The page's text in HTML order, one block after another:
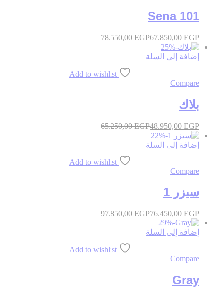
Sena 101
67.850,00 EGP
78.550,00EGP
-
25%
إضافة إلى السلة
Add to wishlist
Compare
بلاك
48.950,00 EGP
65.250,00EGP
-
22%
إضافة إلى السلة
Add to wishlist
Compare
سيزر 1
76.450,00 EGP
97.850,00EGP
-
29%
إضافة إلى السلة
Add to wishlist
Compare
Gray